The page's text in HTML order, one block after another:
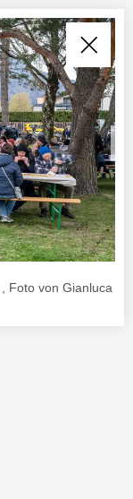
Foto von Gianluca